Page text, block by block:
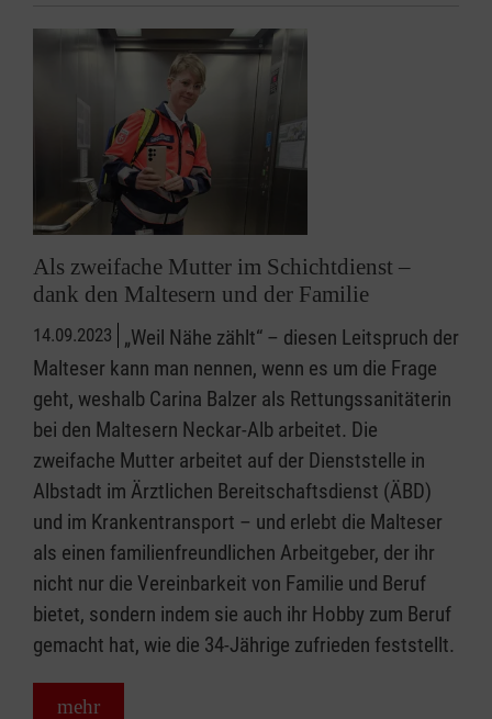
Als zweifache Mutter im Schichtdienst –
dank den Maltesern und der Familie
14.09.2023
„Weil Nähe zählt“ – diesen Leitspruch der
Malteser kann man nennen, wenn es um die Frage
geht, weshalb Carina Balzer als Rettungssanitäterin
bei den Maltesern Neckar-Alb arbeitet. Die
zweifache Mutter arbeitet auf der Dienststelle in
Albstadt im Ärztlichen Bereitschaftsdienst (ÄBD)
und im Krankentransport – und erlebt die Malteser
als einen familienfreundlichen Arbeitgeber, der ihr
nicht nur die Vereinbarkeit von Familie und Beruf
bietet, sondern indem sie auch ihr Hobby zum Beruf
gemacht hat, wie die 34-Jährige zufrieden feststellt.
mehr